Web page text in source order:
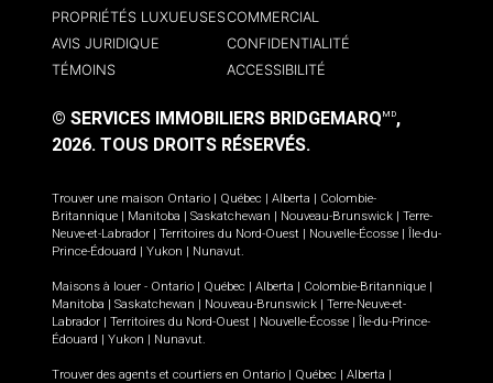
PROPRIÉTÉS LUXUEUSESCOMMERCIAL
AVIS JURIDIQUE
CONFIDENTIALITÉ
TÉMOINS
ACCESSIBILITÉ
© SERVICES IMMOBILIERS BRIDGEMARQ MD,
2026. TOUS DROITS RÉSERVÉS.
Trouver une maison Ontario | Québec | Alberta | Colombie-
Britannique | Manitoba | Saskatchewan | Nouveau-Brunswick | Terre-
Neuve-et-Labrador | Territoires du Nord-Ouest | Nouvelle-Écosse | Île-du-
Prince-Édouard | Yukon | Nunavut
Maisons à louer - Ontario | Québec | Alberta | Colombie-Britannique |
Manitoba | Saskatchewan | Nouveau-Brunswick | Terre-Neuve-et-
Labrador | Territoires du Nord-Ouest | Nouvelle-Écosse | Île-du-Prince-
Édouard | Yukon | Nunavut
Trouver des agents et courtiers en Ontario | Québec | Alberta |